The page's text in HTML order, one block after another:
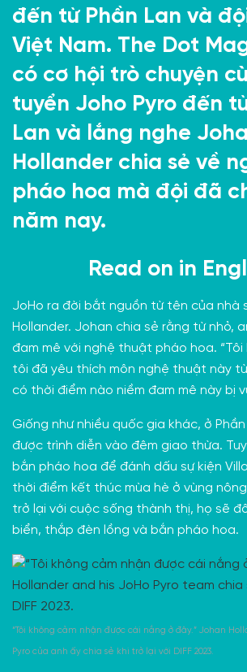
đến từ Phần Lan và
Việt Nam. The Dot
có cơ hội trò chuyện
tuyển Joho Pyro đến
Lan và lắng nghe
Hollander chia sẻ về
pháo hoa mà đội đã
năm nay.
Read on in
JoHo ra đời bắt nguồn từ tên của nhà
Hollander. Johan chia sẻ rằng từ nhỏ,
đam mê với nghệ thuật pháo hoa.
tôi đã yêu thích môn nghệ thuật này
có thời điểm nào niềm đam mê này bị
Giống như nhiều quốc gia khác, ở
được trình diễn vào đêm giao thừa.
bắn pháo hoa để đánh dấu sự kiện
thời điểm kết thúc mùa hè ở vùng
trở lại với cuộc sống thành thị, họ sẽ
biển, thắp đèn lồng và bắn pháo hoa.
“Tôi không cảm nhận được cái nắng ở đây.” Johan
Pyro của anh ấy chia sẻ khi trở lại với DIFF 2023.